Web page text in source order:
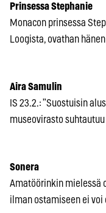
Prinsessa Stephanie
Monacon prinsessa
Loogista, ovathan
Aira Samulin
IS 23.2.: ”Suostuisin
museovirasto
Sonera
Amatöörinkin mielessä
ilman ostamiseen ei voi